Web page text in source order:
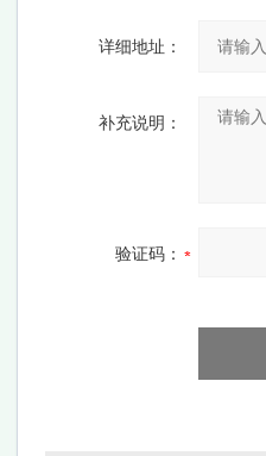
详细地址：
补充说明：
验证码：